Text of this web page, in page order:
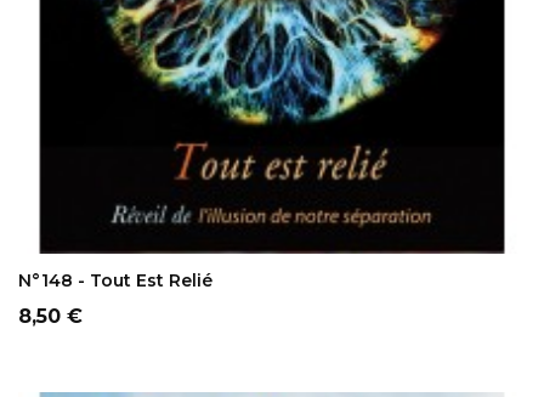
AJOUTER AU PANIER
N°148 - Tout Est Relié
Prix
8,50 €